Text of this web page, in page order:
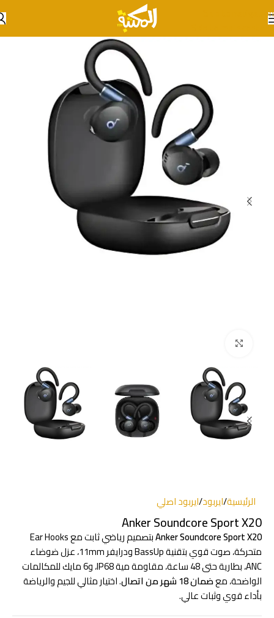
Skip to navigation
Skip to main content
الرئيسية/ايربود/ايربود اصلي
Anker Soundcore Sport X20
Anker Soundcore Sport X20
بتصميم رياضي ثابت مع Ear Hooks
متحركة، صوت قوي بتقنية BassUp ودرايفر 11mm، عزل ضوضاء
ANC، بطارية حتى 48 ساعة، مقاومة مية IP68، و6 مايك للمكالمات
الواضحة، معضمان 18 شهر من اتصال
. اختيار مثالي للجيم والرياضة
بأداء قوي وثبات عالي.